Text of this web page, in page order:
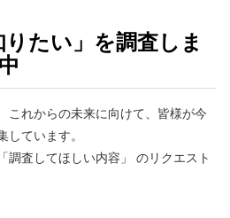
たい」を調査しま
これからの未来に向けて、皆様が今
しています。
調査してほしい内容」 のリクエスト